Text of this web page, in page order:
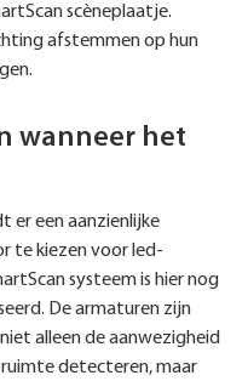
scèneplaatje.
afstemmen op hun
wanneer het
er een aanzienlijke
te kiezen voor led-
systeem is hier nog
De armaturen zijn
alleen de aanwezigheid
detecteren, maar